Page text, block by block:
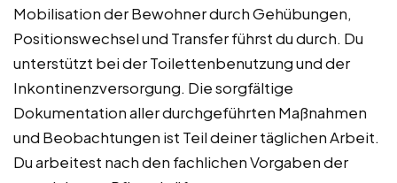
Mobilisation der Bewohner durch Gehübungen,
Positionswechsel und Transfer führst du durch. Du
unterstützt bei der Toilettenbenutzung und der
Inkontinenzversorgung. Die sorgfältige
Dokumentation aller durchgeführten Maßnahmen
und Beobachtungen ist Teil deiner täglichen Arbeit.
Du arbeitest nach den fachlichen Vorgaben der